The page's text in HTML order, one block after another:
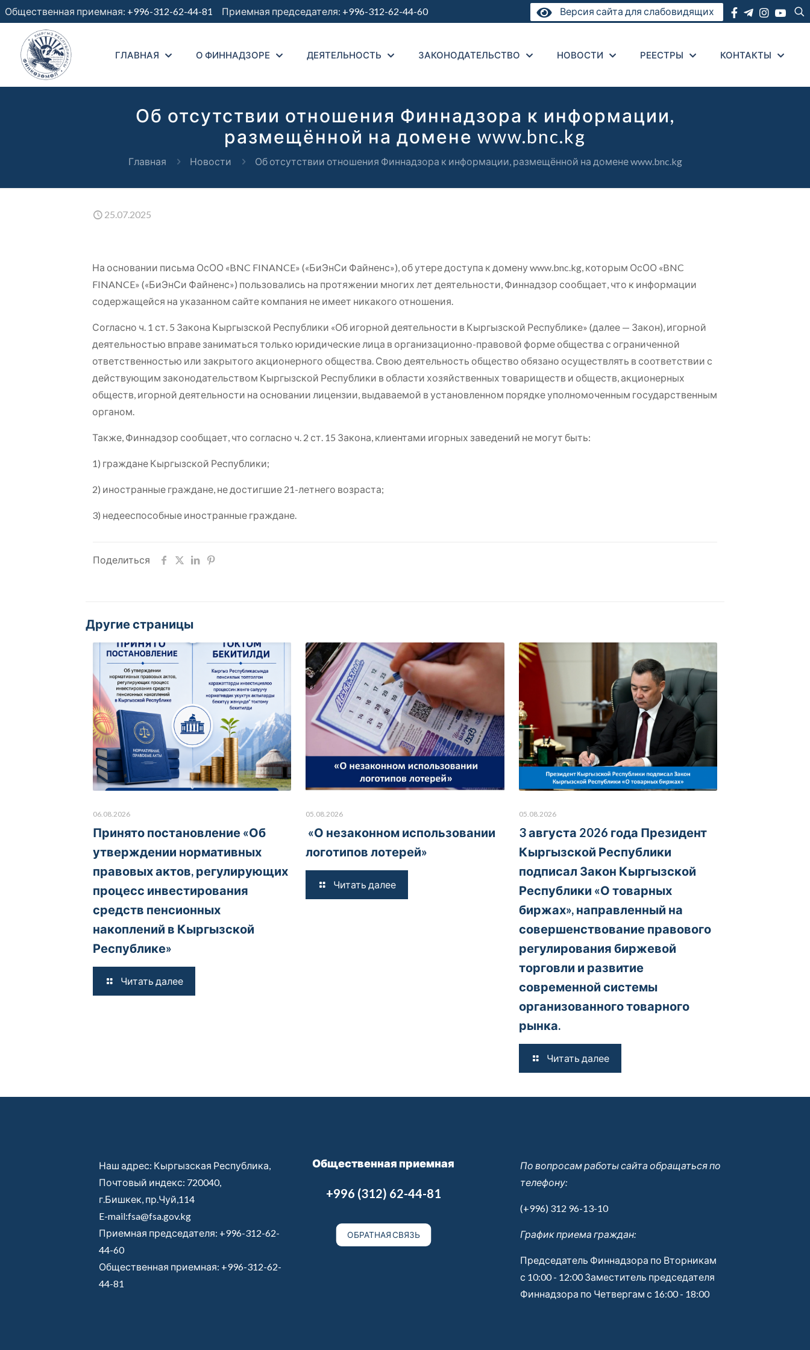
Общественная приемная: +996-312-62-44-81 Приемная председателя: +996-312-62-44-60 Версия сайта для слабовидящих
ГЛАВНАЯ О ФИННАДЗОРЕ ДЕЯТЕЛЬНОСТЬ ЗАКОНОДАТЕЛЬСТВО НОВОСТИ РЕЕСТРЫ КОНТАКТЫ
Об отсутствии отношения Финнадзора к информации,
размещённой на домене www.bnc.kg
Главная Новости Об отсутствии отношения Финнадзора к информации, размещённой на домене www.bnc.kg
25.07.2025
На основании письма ОсОО «BNC FINANCE» («БиЭнСи Файненс»), об утере доступа к домену www.bnc.kg, которым ОсОО «BNC
FINANCE» («БиЭнСи Файненс») пользовались на протяжении многих лет деятельности, Финнадзор сообщает, что к информации
содержащейся на указанном сайте компания не имеет никакого отношения.
Согласно ч. 1 ст. 5 Закона Кыргызской Республики «Об игорной деятельности в Кыргызской Республике» (далее — Закон), игорной
деятельностью вправе заниматься только юридические лица в организационно-правовой форме общества с ограниченной
ответственностью или закрытого акционерного общества. Свою деятельность общество обязано осуществлять в соответствии с
действующим законодательством Кыргызской Республики в области хозяйственных товариществ и обществ, акционерных
обществ, игорной деятельности на основании лицензии, выдаваемой в установленном порядке уполномоченным государственным
органом.
Также, Финнадзор сообщает, что согласно ч. 2 ст. 15 Закона, клиентами игорных заведений не могут быть:
1) граждане Кыргызской Республики;
2) иностранные граждане, не достигшие 21-летнего возраста;
3) недееспособные иностранные граждане.
Поделиться
Другие страницы
06.08.2026
Принято постановление «Об
утверждении нормативных
правовых актов, регулирующих
процесс инвестирования
средств пенсионных
накоплений в Кыргызской
Республике»
Читать далее
05.08.2026
«О незаконном использовании
логотипов лотерей»
Читать далее
05.08.2026
3 августа 2026 года Президент
Кыргызской Республики
подписал Закон Кыргызской
Республики «О товарных
биржах», направленный на
совершенствование правового
регулирования биржевой
торговли и развитие
современной системы
организованного товарного
рынка.
Читать далее
Наш адрес: Кыргызская Республика,
Почтовый индекс: 720040,
г.Бишкек, пр.Чуй,114
E-mail:fsa@fsa.gov.kg
Приемная председателя: +996-312-62-
44-60
Общественная приемная: +996-312-62-
44-81
Общественная приемная
+996 (312) 62-44-81
ОБРАТНАЯ СВЯЗЬ
По вопросам работы сайта обращаться по
телефону:
(+996) 312 96-13-10
График приема граждан:
Председатель Финнадзора по Вторникам
с 10:00 - 12:00 Заместитель председателя
Финнадзора по Четвергам с 16:00 - 18:00